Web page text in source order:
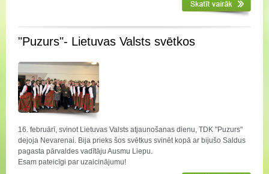
"Puzurs"- Lietuvas Valsts svētkos
16. februārī, svinot Lietuvas Valsts atjaunošanas dienu, TDK "Puzurs"
dejoja Nevarenai. Bija prieks šos svētkus svinēt kopā ar bijušo Saldus
pagasta pārvaldes vadītāju Ausmu Liepu.
Esam pateicīgi par uzaicinājumu!